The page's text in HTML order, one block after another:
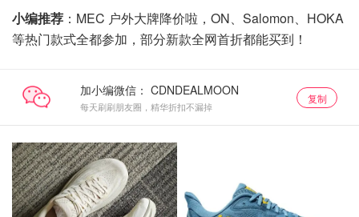
小编推荐 ：MEC 户外大牌降价啦，ON、Salomon、HOKA
等热门款式全都参加，部分新款全网首折都能买到！
加小编微信：
每天刷刷朋友圈，精华折扣不漏掉
复制